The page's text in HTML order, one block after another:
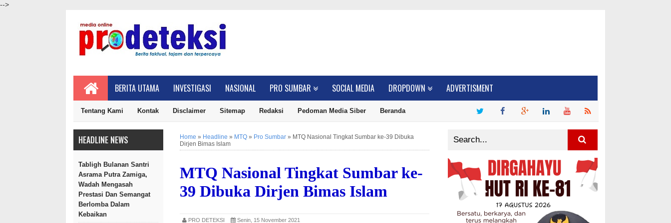
-->
BERITA UTAMA INVESTIGASI NASIONAL PRO SUMBAR SOCIAL MEDIA DROPDOWN ADVERTISMENT
Tentang Kami Kontak Disclaimer Sitemap Redaksi Pedoman Media Siber Beranda
HEADLINE NEWS
Tabligh Bulanan Santri
Asrama Putra Zamiga,
Wadah Mengasah
Prestasi Dan Semangat
Berlomba Dalam
Kebaikan
Home » Headline » MTQ » Pro Sumbar » MTQ Nasional Tingkat Sumbar ke-39 Dibuka
Dirjen Bimas Islam
MTQ Nasional Tingkat Sumbar ke-
39 Dibuka Dirjen Bimas Islam
PRO DETEKSI Senin, 15 November 2021